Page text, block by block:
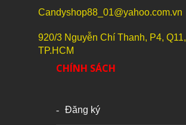
Candyshop88_01@yahoo.com.vn
920/3 Nguyễn Chí Thanh, P4, Q11,
TP.HCM
CHÍNH SÁCH
Đăng ký